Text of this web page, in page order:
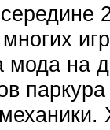
мода на
паркура